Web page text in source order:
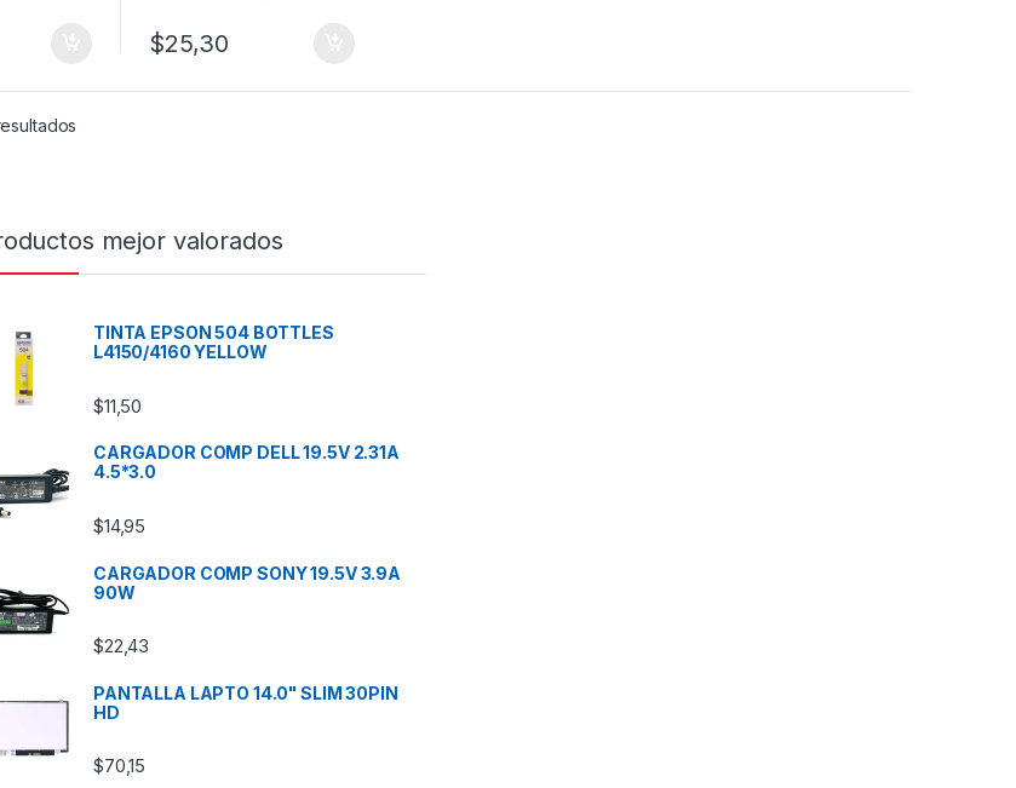
$25,30
mejor valorados
TINTA EPSON 504 BOTTLES
L4150/4160 YELLOW
$11,50
CARGADOR COMP DELL 19.5V 2.31A
4.5*3.0
$14,95
CARGADOR COMP SONY 19.5V 3.9A
90W
$22,43
PANTALLA LAPTO 14.0" SLIM 30PIN
HD
$70,15